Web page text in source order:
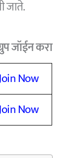
जाते.
जॉईन करा
Now
Now